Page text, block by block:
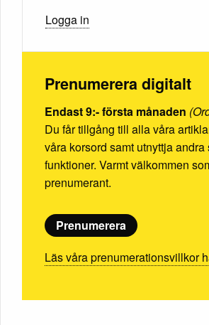
Logga in
Prenumerera digitalt
Endast 9:- första månaden
Du får tillgång till alla våra
våra korsord samt utnyttja
funktioner. Varmt välkommen
prenumerant.
Prenumerera
Läs våra prenumerationsvillkor